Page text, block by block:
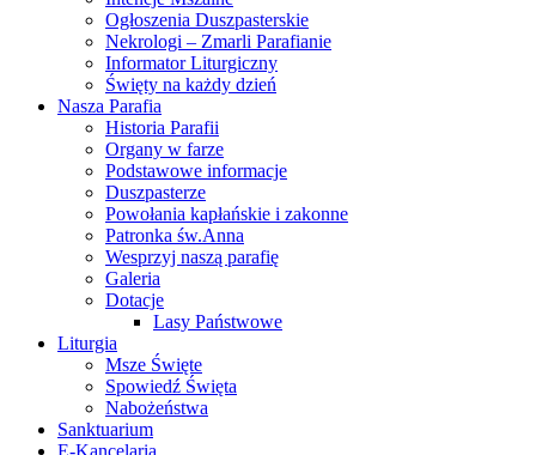
Ogłoszenia Duszpasterskie
Nekrologi – Zmarli Parafianie
Informator Liturgiczny
Święty na każdy dzień
Nasza Parafia
Historia Parafii
Organy w farze
Podstawowe informacje
Duszpasterze
Powołania kapłańskie i zakonne
Patronka św.Anna
Wesprzyj naszą parafię
Galeria
Dotacje
Lasy Państwowe
Liturgia
Msze Święte
Spowiedź Święta
Nabożeństwa
Sanktuarium
E-Kancelaria